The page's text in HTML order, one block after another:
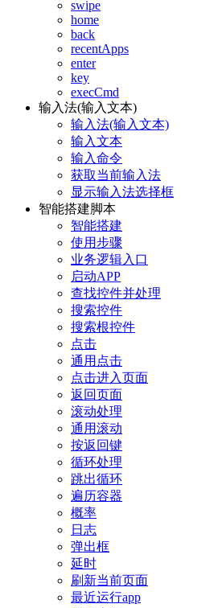
swipe
home
back
recentApps
enter
key
execCmd
输入法(输入文本)
输入法(输入文本)
输入文本
输入命令
获取当前输入法
显示输入法选择框
智能搭建脚本
智能搭建
使用步骤
业务逻辑入口
启动APP
查找控件并处理
搜索控件
搜索根控件
点击
通用点击
点击进入页面
返回页面
滚动处理
通用滚动
按返回键
循环处理
跳出循环
遍历容器
概率
日志
弹出框
延时
刷新当前页面
最近运行app